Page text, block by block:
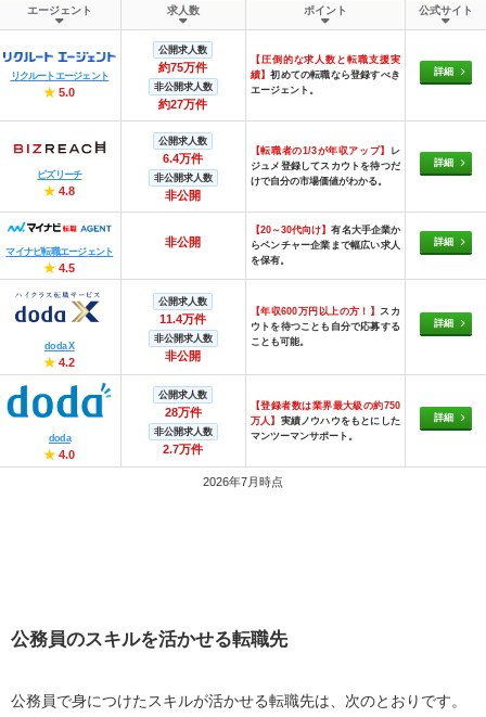
エージェント 求人数 ポイント 公式サイト
リクルートエージェント
★ 5.0
公開求人数
約75万件
非公開求人数
約27万件
【圧倒的な求人数と転職支援実
績】初めての転職なら登録すべき
エージェント。
詳細
ビズリーチ
★ 4.8
公開求人数
6.4万件
非公開求人数
非公開
【転職者の1/3が年収アップ】
レ
ジュメ登録してスカウトを待つだ
けで自分の市場価値がわかる。
詳細
マイナビ転職エージェント
★ 4.5
非公開
【20～30代向け】有名大手企業か
らベンチャー企業まで幅広い求人
を保有。
詳細
doda X
★ 4.2
公開求人数
11.4万件
非公開求人数
非公開
【年収600万円以上の方！】 スカ
ウトを待つことも自分で応募する
ことも可能。
詳細
doda
★ 4.0
公開求人数
28万件
非公開求人数
2.7万件
【登録者数は業界最大級の約750
万人】 実績ノウハウをもとにした
マンツーマンサポート。
詳細
2026年7月時点
公務員のスキルを活かせる転職先
公務員で身につけたスキルが活かせる転職先は、次のとおりです。